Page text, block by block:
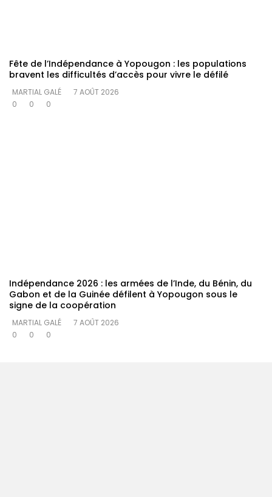
Fête de l’Indépendance à Yopougon : les populations
bravent les difficultés d’accès pour vivre le défilé
MARTIAL GALÉ
7 AOÛT 2026
0
0 0
Indépendance 2026 : les armées de l’Inde, du Bénin, du
Gabon et de la Guinée défilent à Yopougon sous le
signe de la coopération
MARTIAL GALÉ
7 AOÛT 2026
0
0 0